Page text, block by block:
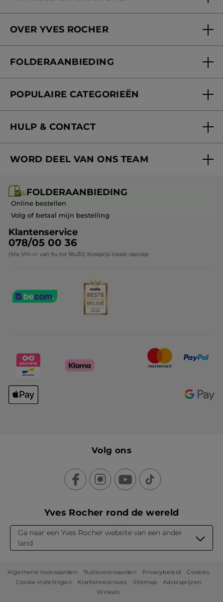
Verzorging in onze Schoonheidsinstituten
OVER YVES ROCHER
Onze beloften
Blog Act Beautiful
FOLDERAANBIEDING
POPULAIRE CATEGORIEËN
Aanbiedingen
Cadeau-ideeën
Kerstcollectie
HULP & CONTACT
Mijn geschenken
Veelgestelde vragen
Contact opnemen
WORD DEEL VAN ONS TEAM
Franchisenemer of bedrijfsleider worden
FOLDERAANBIEDING
Online bestellen
Volg of betaal mijn bestelling
Klantenservice
078/05 00 36
(Ma. t/m vr. van 9u tot 18u30) Kostprijs lokale oproep
Volg ons
Yves Rocher rond de wereld
Ga naar een Yves Rocher website van een ander
land
Algemene Voorwaarden *Actievoorwaarden Privacybeleid
Cookies
Cookie-instellingen
Klantenrecensies Sitemap
Adviesprijzen
Winkels